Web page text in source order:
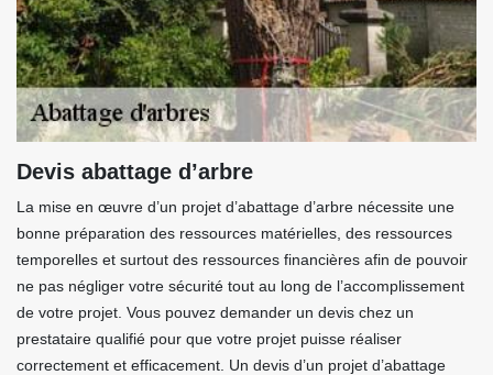
Devis abattage d’arbre
La mise en œuvre d’un projet d’abattage d’arbre nécessite une
bonne préparation des ressources matérielles, des ressources
temporelles et surtout des ressources financières afin de pouvoir
ne pas négliger votre sécurité tout au long de l’accomplissement
de votre projet. Vous pouvez demander un devis chez un
prestataire qualifié pour que votre projet puisse réaliser
correctement et efficacement. Un devis d’un projet d’abattage